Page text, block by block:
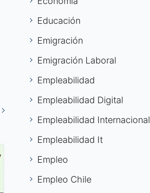
Educación
Emigración
Emigración Laboral
Empleabilidad
Empleabilidad Digital
Empleabilidad Internacional
Empleabilidad It
Empleo
Empleo Chile